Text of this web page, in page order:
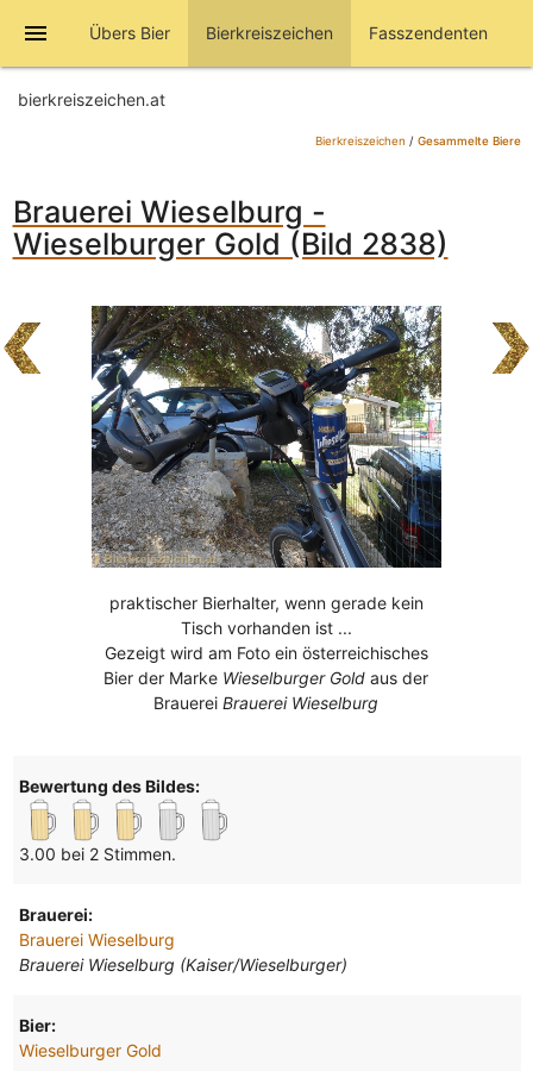
menu Übers Bier Bierkreiszeichen Fasszendenten
bierkreiszeichen.at
Bierkreiszeichen / Gesammelte Biere
Brauerei Wieselburg -
Wieselburger Gold (Bild 2838)
praktischer Bierhalter, wenn gerade kein
Tisch vorhanden ist ...
Gezeigt wird am Foto ein österreichisches
Bier der Marke Wieselburger Gold aus der
BrauereiBrauerei Wieselburg
Bewertung des Bildes:
3.00 bei 2 Stimmen.
Brauerei:
Brauerei Wieselburg
Brauerei Wieselburg (Kaiser/Wieselburger)
Bier:
Wieselburger Gold